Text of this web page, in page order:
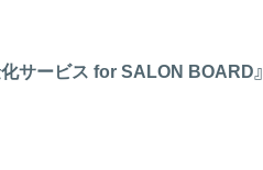
化サービス for SALON BOARD』